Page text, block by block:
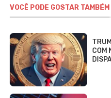
VOCÊ PODE GOSTAR TAMBÉM
COM